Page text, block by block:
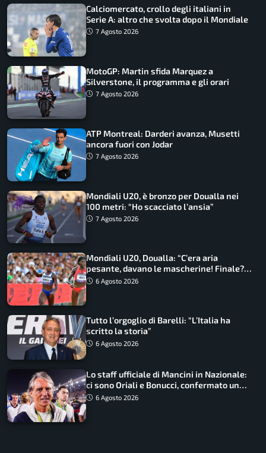
Calciomercato, crollo degli italiani in
Serie A: altro che svolta dopo il Mondiale
7 Agosto 2026
MotoGP: Martin sfida Marquez a
Silverstone, il programma e gli orari
7 Agosto 2026
ATP Montreal: Darderi avanza, Musetti
ancora fuori con Jodar
7 Agosto 2026
Mondiali U20, è bronzo per Doualla nei
100 metri: “Ho scacciato l’ansia”
7 Agosto 2026
Mondiali U20, Doualla: “C’era aria
pesante, davano le mascherine! Finale?
Non ho nulla da perdere”
6 Agosto 2026
Tutto l’orgoglio di Barelli: “L’Italia ha
scritto la storia”
6 Agosto 2026
Lo staff ufficiale di Mancini in Nazionale:
ci sono Oriali e Bonucci, confermato un
ritorno
6 Agosto 2026